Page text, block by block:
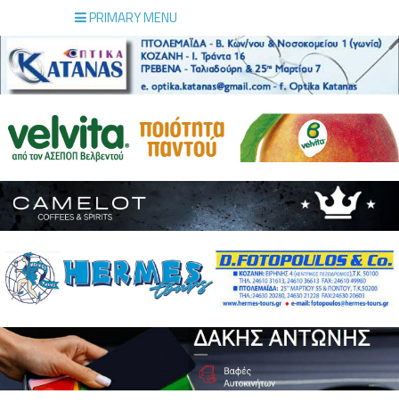
PRIMARY MENU